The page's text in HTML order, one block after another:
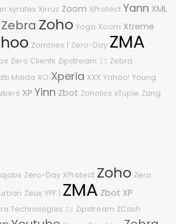
xyratex Xirrus Zoom XProtect Yann XML
Zebra Zoho Yoga Xoom Xtreme
Zombies Zero-Day ZMA
Zero Clients Zipstream Z3 Zebra
Maida XO Xperia XXX Yahoo! Young
XP Yinn Zbot Zoholics xTuple Zang
Zero-Day XProtect Zoho Zero
Zeus YPF ZMA Zbot XP
Technologies Z3 Zipstream ZCash